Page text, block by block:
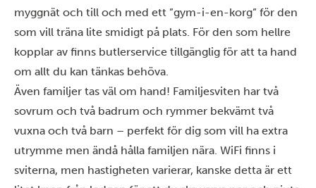
myggnät och till och med ett ”gym-i-en-korg” för den
som vill träna lite smidigt på plats. För den som hellre
kopplar av finns butlerservice tillgänglig för att ta hand
om allt du kan tänkas behöva.
Även familjer tas väl om hand! Familjesviten har två
sovrum och två badrum och rymmer bekvämt två
vuxna och två barn – perfekt för dig som vill ha extra
utrymme men ändå hålla familjen nära. WiFi finns i
sviterna, men hastigheten varierar, kanske detta är ett